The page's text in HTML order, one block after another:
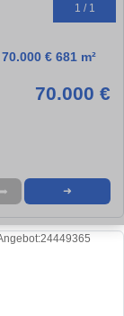
1 / 1
€ 681 m²
70.000 €
➦ ➜